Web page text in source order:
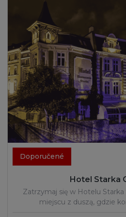
Doporučené
Hotel Starka
Zatrzymaj się w Hotelu
miejscu z duszą, gdzie